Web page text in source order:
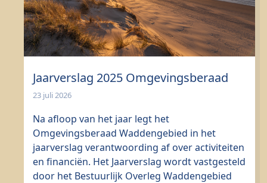
Jaarverslag 2025 Omgevingsberaad
23 juli 2026
Na afloop van het jaar legt het
Omgevingsberaad Waddengebied in het
jaarverslag verantwoording af over activiteiten
en financiën. Het Jaarverslag wordt vastgesteld
door het Bestuurlijk Overleg Waddengebied